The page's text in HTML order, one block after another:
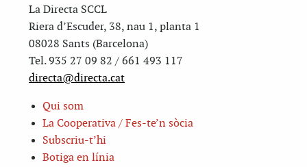
La Directa SCCL
Riera d’Escuder, 38, nau 1, planta 1
08028 Sants (Barcelona)
Tel. 935 27 09 82 / 661 493 117
directa@directa.cat
Qui som
La Cooperativa / Fes-te’n sòcia
Subscriu-t’hi
Botiga en línia